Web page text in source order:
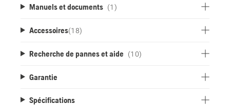
Manuels et documents (1)
Accessoires(18)
Recherche de pannes et aide (10)
Garantie
Spécifications